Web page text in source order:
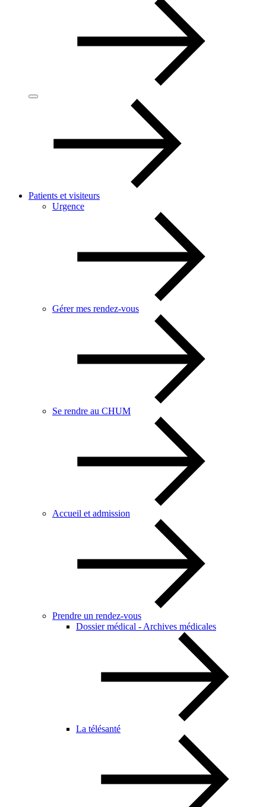
Patients et visiteurs
Urgence
Gérer mes rendez-vous
Se rendre au CHUM
Accueil et admission
Prendre un rendez-vous
Dossier médical - Archives médicales
La télésanté